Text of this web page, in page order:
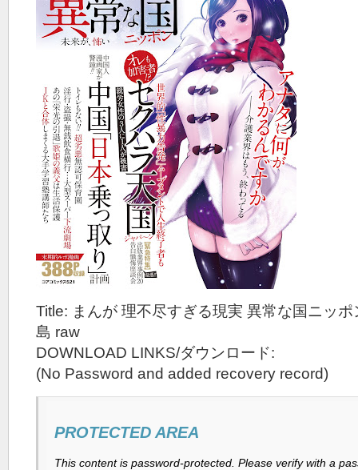
Title: まんが 理不尽すぎる現実 異常な国ニッ
島 raw
DOWNLOAD LINKS/ダウンロード:
(No Password and added recovery record)
PROTECTED AREA
This content is password-protected. Please verify with a